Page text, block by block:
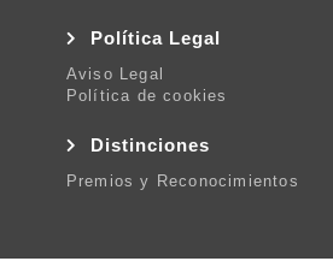
Política Legal
Aviso Legal
Política de cookies
Distinciones
Premios y Reconocimientos